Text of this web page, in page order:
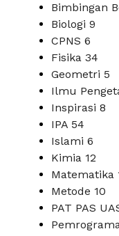
Bimbingan
Biologi 9
CPNS 6
Fisika 34
Geometri 5
Ilmu
Inspirasi 8
IPA 54
Islami 6
Kimia 12
Matematika
Metode 10
PAT PAS